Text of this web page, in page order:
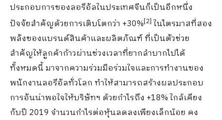
ประกอบการของลอรีอัลในประเทศจีนก็เป็นอีกหนึ่ง
ปัจจัยสำคัญด้วยการเติบโตกว่า +30%[2]ในไตรมาสที่สอง
พลังของแบรนด์สินค้าและผลิตภัณฑ์ ที่เป็นตัวช่วย
สำคัญให้ลูกค้าก้าวผ่านช่วงเวลาที่ยากลำบากไปได้
ทั้งหมดนี้ มาจากความร่วมมือร่วมใจและการทำงานของ
พนักงานลอรีอัลทั่วโลก ทำให้สามารถสร้างผลประกอบ
การอันน่าพอใจให้บริษัทฯ ด้วยกำไรถึง +18% ใกล้เคียง
กับปี 2019 จำนวนกำไรต่อหุ้นลดลงเพียงเล็กน้อย คง